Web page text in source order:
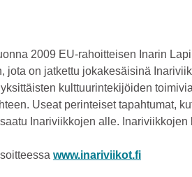
2009 EU-rahoitteisen Inarin
jota on jatkettu jokakesäisinä
kulttuurintekijöiden
Useat perinteiset tapahtumat,
Inariviikkojen alle.
www.inariviikot.fi